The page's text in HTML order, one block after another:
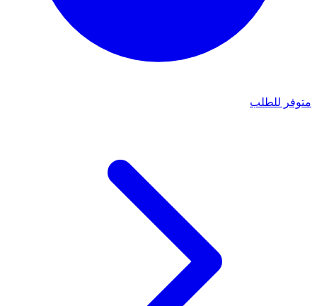
متوفر للطلب